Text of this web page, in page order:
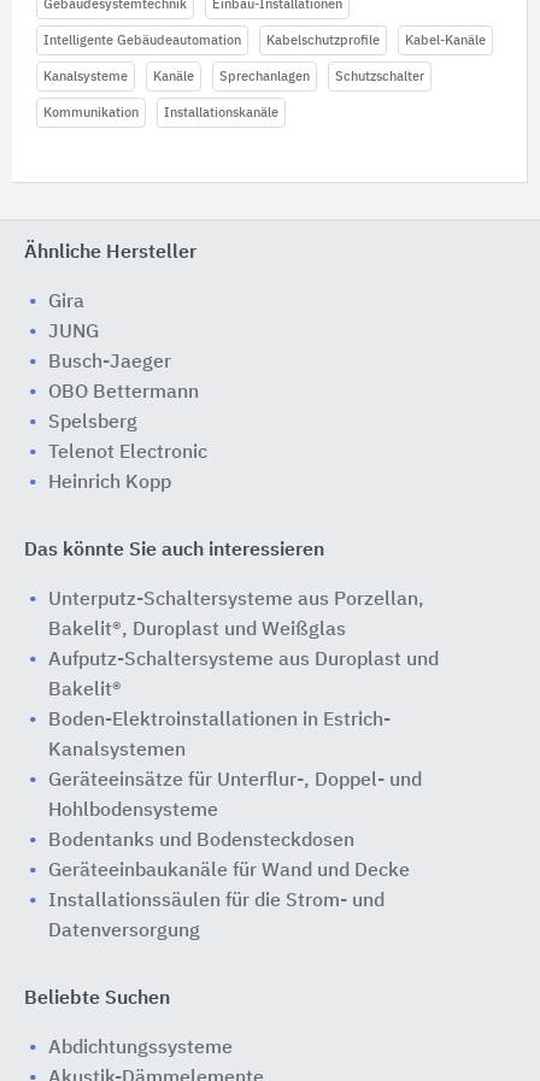
Gebäudesystemtechnik Einbau-Installationen
Intelligente Gebäudeautomation Kabelschutzprofile Kabel-Kanäle
Kanalsysteme Kanäle Sprechanlagen Schutzschalter
Kommunikation Installationskanäle
Ähnliche Hersteller
Gira
JUNG
Busch-Jaeger
OBO Bettermann
Spelsberg
Telenot Electronic
Heinrich Kopp
Das könnte Sie auch interessieren
Unterputz-Schaltersysteme aus Porzellan,
Bakelit®, Duroplast und Weißglas
Aufputz-Schaltersysteme aus Duroplast und
Bakelit®
Boden-Elektroinstallationen in Estrich-
Kanalsystemen
Geräteeinsätze für Unterflur-, Doppel- und
Hohlbodensysteme
Bodentanks und Bodensteckdosen
Geräteeinbaukanäle für Wand und Decke
Installationssäulen für die Strom- und
Datenversorgung
Beliebte Suchen
Abdichtungssysteme